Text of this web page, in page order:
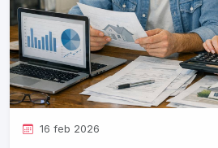
16 feb 2026